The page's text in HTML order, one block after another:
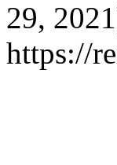
29,
https://